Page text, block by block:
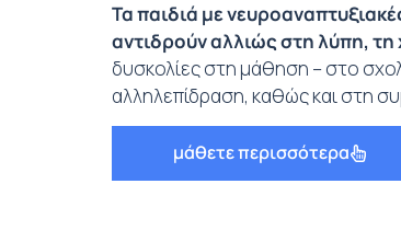
Τα παιδιά με
αντιδρούν αλλιώς στη λύπη,
δυσκολίες στη μάθηση – στο
αλληλεπίδραση, καθώς και στη
μάθετε περισσότερα